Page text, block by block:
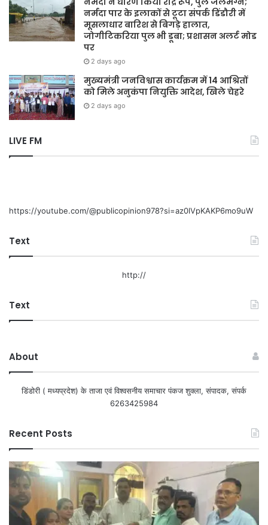
नर्मदा पार के इलाकों से टूटा संपर्क डिंडौरी में
मूसलाधार बारिश से बिगड़े हालात,
जोगीटिकरिया पुल भी डूबा; प्रशासन अलर्ट मोड
पर
2 days ago
मुख्यमंत्री जनविश्वास कार्यक्रम में 14 आश्रितों
को मिले अनुकंपा नियुक्ति आदेश, खिले चेहरे
2 days ago
LIVE FM
https://youtube.com/@publicopinion978?si=az0lVpKAKP6mo9uW
Text
http://
Text
About
डिंडोरी ( मध्यप्रदेश) के ताजा एवं विश्वसनीय समाचार पंकज शुक्ला, संपादक, संपर्क
6263425984
Recent Posts